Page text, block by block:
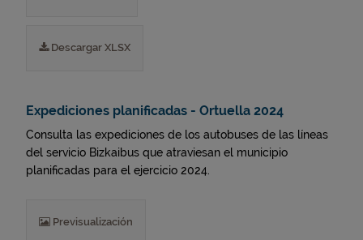
Descargar XLSX
Expediciones planificadas - Ortuella 2024
Consulta las expediciones de los autobuses de las líneas
del servicio Bizkaibus que atraviesan el municipio
planificadas para el ejercicio 2024.
Previsualización